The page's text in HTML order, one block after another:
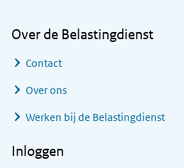
Over de Belastingdienst
Contact
Over ons
Werken bij de Belastingdienst
Inloggen